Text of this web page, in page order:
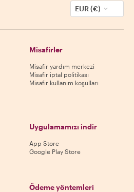
EUR (€)
Misafirler
Misafir yardım merkezi
Misafir iptal politikası
Misafir kullanım koşulları
Uygulamamızı indir
App Store
Google Play Store
Ödeme yöntemleri